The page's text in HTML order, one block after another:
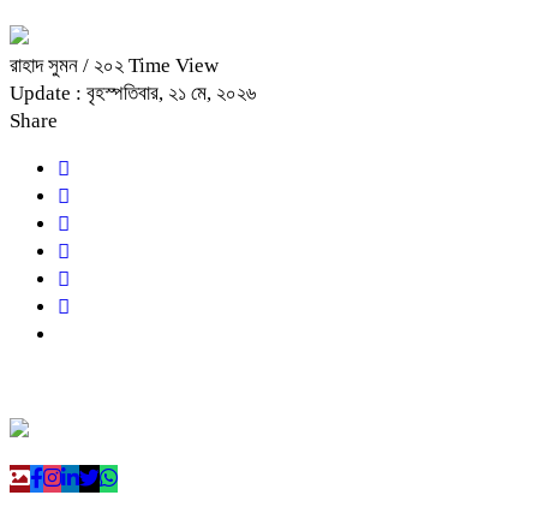
রাহাদ সুমন / ২০২ Time View
Update : বৃহস্পতিবার, ২১ মে, ২০২৬
Share